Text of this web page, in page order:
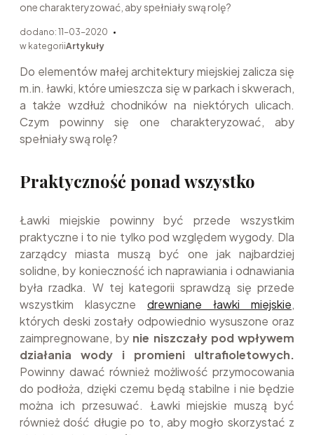
one charakteryzować, aby spełniały swą rolę?
dodano: 11-03-2020
w kategoriiArtykuły
Do elementów małej architektury miejskiej zalicza się
m.in. ławki, które umieszcza się w parkach i skwerach,
a także wzdłuż chodników na niektórych ulicach.
Czym powinny się one charakteryzować, aby
spełniały swą rolę?
Praktyczność ponad wszystko
Ławki miejskie powinny być przede wszystkim
praktyczne i to nie tylko pod względem wygody. Dla
zarządcy miasta muszą być one jak najbardziej
solidne, by konieczność ich naprawiania i odnawiania
była rzadka. W tej kategorii sprawdzą się przede
wszystkim klasyczne drewniane ławki miejskie,
których deski zostały odpowiednio wysuszone oraz
zaimpregnowane, by nie niszczały pod wpływem
działania wody i promieni ultrafioletowych.
Powinny dawać również możliwość przymocowania
do podłoża, dzięki czemu będą stabilne i nie będzie
można ich przesuwać. Ławki miejskie muszą być
również dość długie po to, aby mogło skorzystać z